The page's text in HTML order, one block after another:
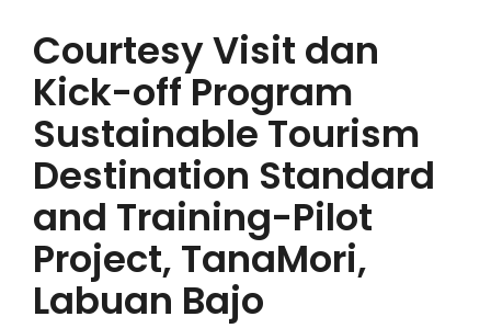
Courtesy Visit dan
Kick-off Program
Sustainable Tourism
Destination Standard
and Training-Pilot
Project, TanaMori,
Labuan Bajo